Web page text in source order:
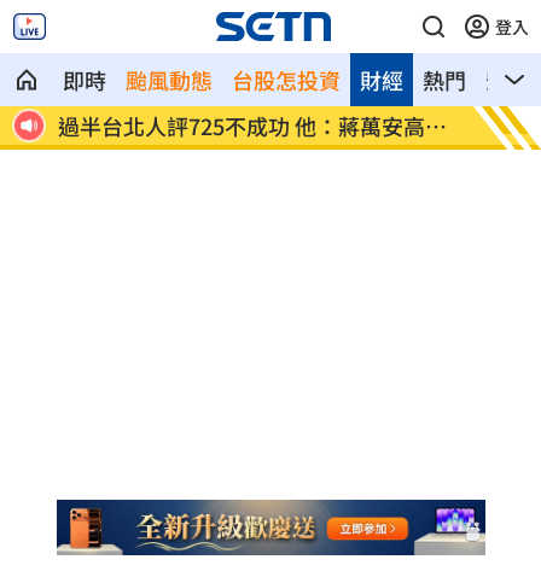
登入
即時 颱風動態 台股怎投資 熱門 影音
財經
了 過半台北人評725不成功 他：蔣萬安高山
症
保全
慘